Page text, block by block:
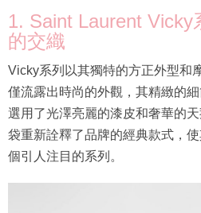
1. Saint Laurent
的交織
Vicky系列以其獨特的方正外型和
僅流露出時尚的外觀，其精緻的細
選用了光澤亮麗的漆皮和奢華的
袋重新詮釋了品牌的經典款式，
個引人注目的系列。